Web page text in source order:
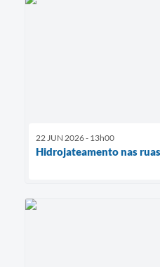
22 JUN 2026 - 13h00
Hidrojateamento nas